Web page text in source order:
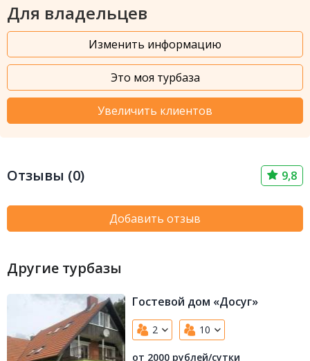
Для владельцев
Изменить информацию
Это моя турбаза
Увеличить клиентов
Отзывы (0) 9,8
Добавить отзыв
Другие турбазы
Гостевой дом «Досуг»
2 10
от 2000 рублей/сутки